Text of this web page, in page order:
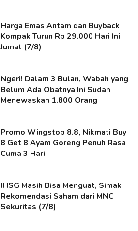
Harga Emas Antam dan Buyback
Kompak Turun Rp 29.000 Hari Ini
Jumat (7/8)
Ngeri! Dalam 3 Bulan, Wabah yang
Belum Ada Obatnya Ini Sudah
Menewaskan 1.800 Orang
Promo Wingstop 8.8, Nikmati Buy
8 Get 8 Ayam Goreng Penuh Rasa
Cuma 3 Hari
IHSG Masih Bisa Menguat, Simak
Rekomendasi Saham dari MNC
Sekuritas (7/8)